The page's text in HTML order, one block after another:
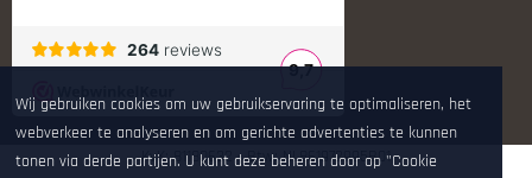
Tier One Bipods
Ugly Reloading - Derraco Enginee
Vortex Optics
Zippo
KvK: 81180632 - Btw: NL861972995B01
Wij gebruiken cookies om uw gebruikservaring te optimaliseren, het
webverkeer te analyseren en om gerichte advertenties te kunnen
tonen via derde partijen. U kunt deze beheren door op "Cookie